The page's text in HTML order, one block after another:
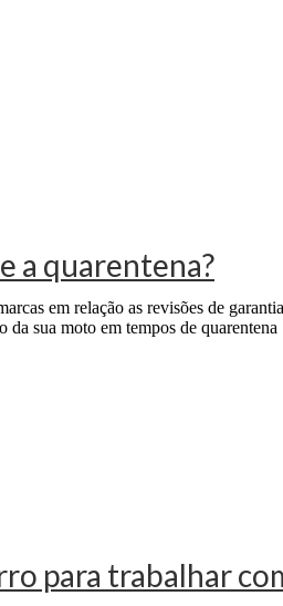
a quarentena?
em relação as revisões de
sua moto em tempos de quarentena
para trabalhar